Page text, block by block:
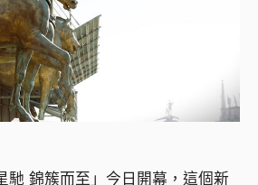
馳 錦簇而至」今日開幕，這個新